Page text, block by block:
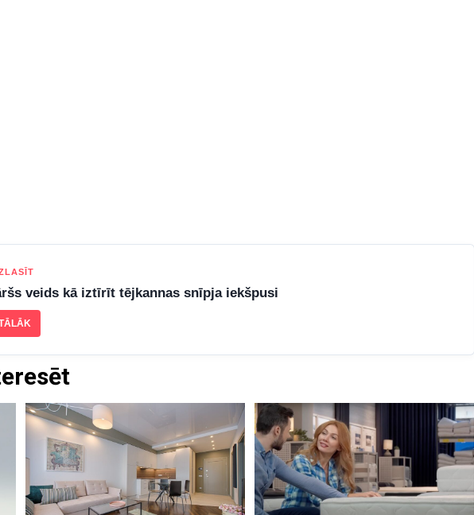
veids kā iztīrīt tējkannas snīpja iekšpusi